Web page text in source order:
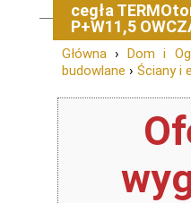
cegła
P+W11,5
Główna ›Dom i
budowlane › Ściany i